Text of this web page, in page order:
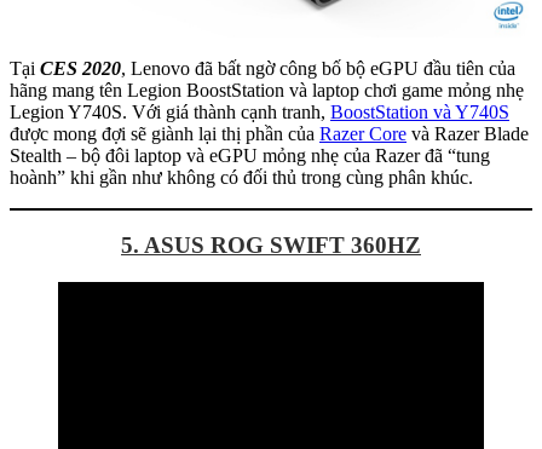
Tại CES 2020, Lenovo đã bất ngờ công bố bộ eGPU đầu tiên của
hãng mang tên Legion BoostStation và laptop chơi game mỏng nhẹ
Legion Y740S. Với giá thành cạnh tranh, BoostStation và Y740S
được mong đợi sẽ giành lại thị phần của Razer Core và Razer Blade
Stealth – bộ đôi laptop và eGPU mỏng nhẹ của Razer đã “tung
hoành” khi gần như không có đối thủ trong cùng phân khúc.
5. ASUS ROG SWIFT 360HZ